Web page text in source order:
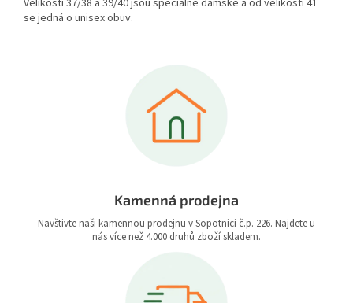
se jedná o unisex obuv.
Kamenná prodejna
Navštivte naši kamennou prodejnu v Sopotnici č.p. 226. Najdete u
nás více než 4.000 druhů zboží skladem.